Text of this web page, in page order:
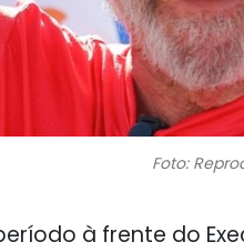
Foto:
à frente do